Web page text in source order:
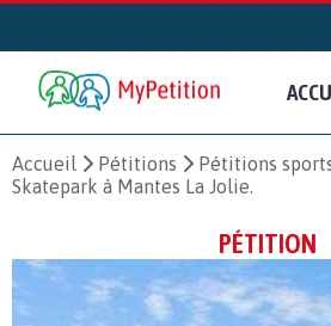
Accueil Pétitions Pétitions
Skatepark à Mantes La Jolie.
PÉTITION